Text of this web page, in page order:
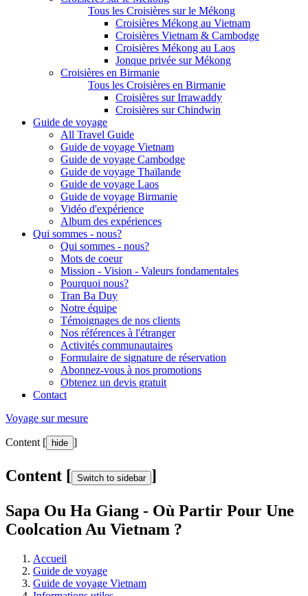
Tous les Croisières sur le Mékong
Croisières Mékong au Vietnam
Croisières Vietnam & Cambodge
Croisières Mékong au Laos
Jonque privée sur Mékong
Croisières en Birmanie
Tous les Croisières en Birmanie
Croisières sur Irrawaddy
Croisières sur Chindwin
Guide de voyage
All Travel Guide
Guide de voyage Vietnam
Guide de voyage Cambodge
Guide de voyage Thaïlande
Guide de voyage Laos
Guide de voyage Birmanie
Vidéo d'expérience
Album des expériences
Qui sommes - nous?
Qui sommes - nous?
Mots de coeur
Mission - Vision - Valeurs fondamentales
Pourquoi nous?
Tran Ba Duy
Notre équipe
Témoignages de nos clients
Nos références à l'étranger
Activités communautaires
Formulaire de signature de réservation
Abonnez-vous à nos promotions
Obtenez un devis gratuit
Contact
Voyage sur mesure
Content [ hide ]
Content [ Switch to sidebar ]
Sapa Ou Ha Giang - Où Partir Pour Une
Coolcation Au Vietnam ?
Accueil
Guide de voyage
Guide de voyage Vietnam